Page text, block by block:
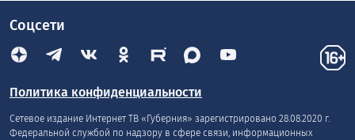
Соцсети
Политика конфиденциальности
Сетевое издание Интернет ТВ «Губерния» зарегистрировано 28.08.2020 г.
Федеральной службой по надзору в сфере связи, информационных